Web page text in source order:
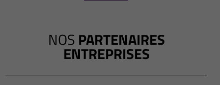
NOS PARTENAIRES
ENTREPRISES